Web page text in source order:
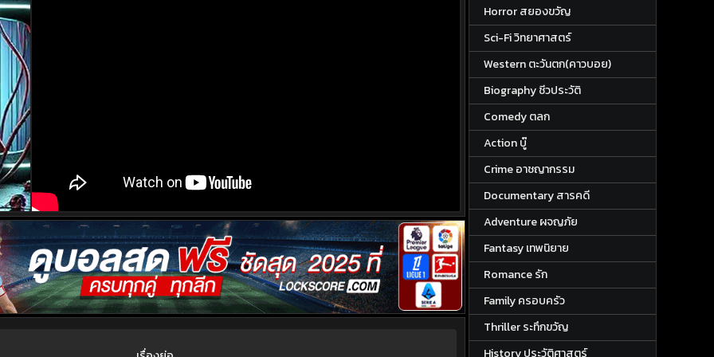
Horror สยองขวัญ
Sci-Fi วิทยาศาสตร์
Western ตะวันตก(คาวบอย)
Biography ชีวประวัติ
Comedy ตลก
Action บู๊
Crime อาชญากรรม
Documentary สารคดี
Adventure ผจญภัย
Fantasy เทพนิยาย
Romance รัก
Family ครอบครัว
Thriller ระทึกขวัญ
History ประวัติศาสตร์